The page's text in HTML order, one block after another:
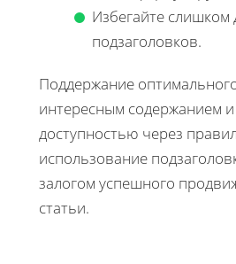
Избегайте слишком
подзаголовков.
Поддержание
интересным содержанием и
доступностью через
использование
залогом успешного
статьи.